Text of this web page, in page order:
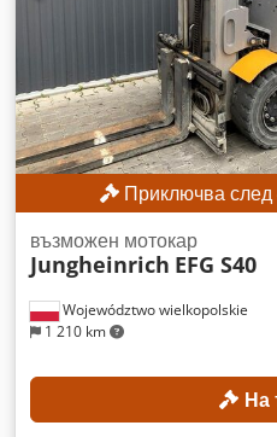
ход Напрежение на
батерията: 500 Ah Работни
Страничен премествач
Външна референция:
Приключва след
Województwo wielkopolskie
1 210 km
възможен мотокар
Jungheinrich EFG S40
На